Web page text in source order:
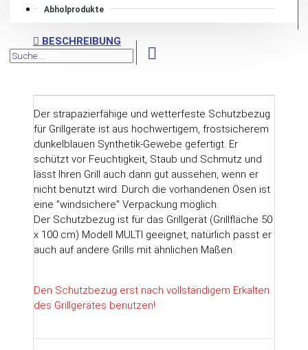
Abholprodukte
BESCHREIBUNG
Der strapazierfähige und wetterfeste Schutzbezug
für Grillgeräte ist aus hochwertigem, frostsicherem
dunkelblauen Synthetik-Gewebe gefertigt. Er
schützt vor Feuchtigkeit, Staub und Schmutz und
lässt Ihren Grill auch dann gut aussehen, wenn er
nicht benutzt wird. Durch die vorhandenen Ösen ist
eine "windsichere" Verpackung möglich.
Der Schutzbezug ist für das Grillgerät (Grillfläche 50
x 100 cm) Modell MULTI geeignet, natürlich passt er
auch auf andere Grills mit ähnlichen Maßen.
Den Schutzbezug erst nach vollständigem Erkalten
des Grillgerätes benutzen!